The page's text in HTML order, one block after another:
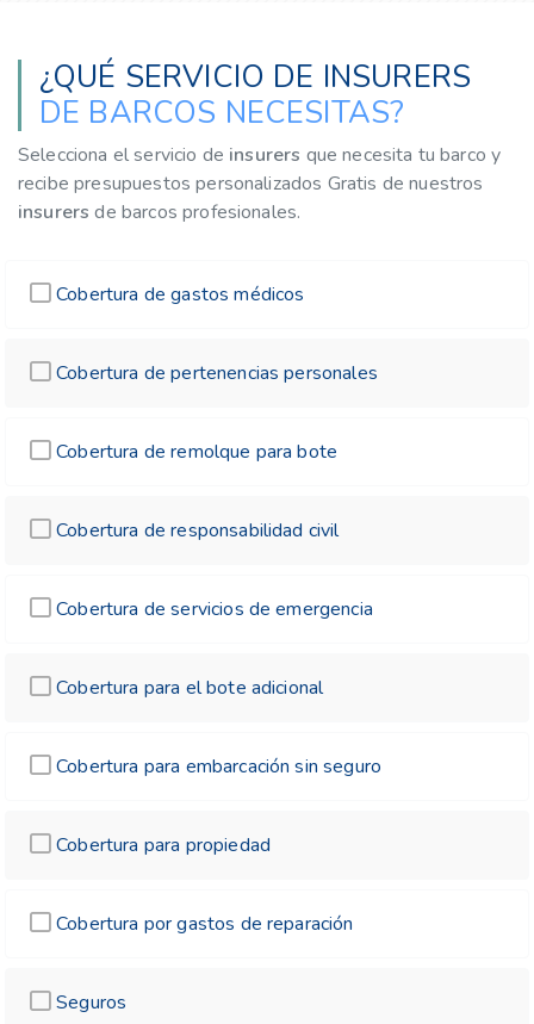
¿QUÉ SERVICIO DE INSURERS
DE BARCOS NECESITAS?
Selecciona el servicio de insurers que necesita tu barco y
recibe presupuestos personalizados Gratis de nuestros
insurers de barcos profesionales.
Cobertura de gastos médicos
Cobertura de pertenencias personales
Cobertura de remolque para bote
Cobertura de responsabilidad civil
Cobertura de servicios de emergencia
Cobertura para el bote adicional
Cobertura para embarcación sin seguro
Cobertura para propiedad
Cobertura por gastos de reparación
Seguros